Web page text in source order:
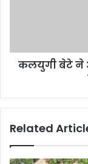
कलयुगी बेटे ने
Related